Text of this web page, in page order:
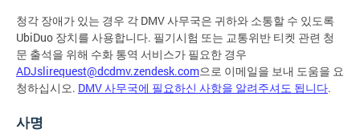
청각 장애가 있는 경우 각 DMV 사무국은 귀하와 소통할 수 있도록
UbiDuo 장치를 사용합니다. 필기시험 또는 교통위반 티켓 관련 청
문 출석을 위해 수화 통역 서비스가 필요한 경우
ADJslirequest@dcdmv.zendesk.com으로 이메일을 보내 도움을 요
청하십시오. DMV 사무국에 필요하신 사항을 알려주셔도 됩니다.
사명